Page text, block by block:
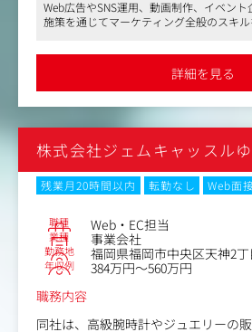
だからこそ、マーケティングでは単
深く捉え、どのようなストーリーで
で信頼をつくり、申し込みまで後押
でなく、リードの質や成約率が変わる
ービスを利用する顧客が増え、事業
く。施策の成果が数字にも現場にも
ィングが事業を動かしている実感を
す。
＜関わるマーケティング領域＞
・Web広告、SNS広告などの運用型広
・SEO、コンテンツマーケティング
・LP、バナー、動画などのクリエイテ
・Instagram、YouTubeなどのSNS運
Web広告やSNS運用、動画制作、イベン
施策を通じてマーケティング全般のスキ
個人の成長と生活を支える福利厚生が充実
●グローバルな挑戦を応援する企業文化
英語や留学を通じて、個人の可能性を広
後押しする情熱的で成長志向のメンバー
詳細を見る
株式会社ジェムキャッスル
残業月20時間以内 転勤なし
Web面
職種 Web・EC担当
業種 事業会社
勤務地 福岡県福岡市中央区天神2
年収例
384万円～560万円
職務内容
同社は、高級腕時計やジュエリーの